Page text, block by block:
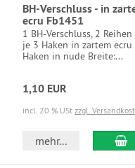
BH-Verschluss - in
ecru Fb1451
1 BH-Verschluss, 2
je 3 Haken in zartem
Haken in nude Breite:...
1,10 EUR
incl. 20 % USt zzgl.
mehr...